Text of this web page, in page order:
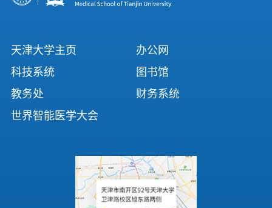
天津大学主页
办公网
科技系统
图书馆
教务处
财务系统
世界智能医学大会